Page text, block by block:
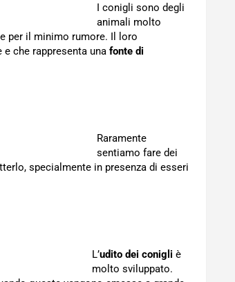
I conigli sono degli
animali molto
per il minimo rumore. Il loro
che rappresenta una fonte di
Raramente
sentiamo fare dei
specialmente in presenza di esseri
L’udito dei conigli è
molto sviluppato.